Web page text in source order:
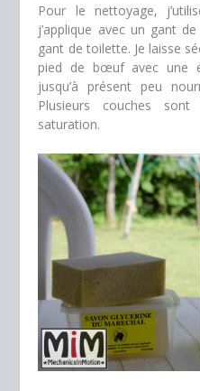
Pour le nettoyage,
j’applique avec un gant
gant de toilette. Je laisse
pied de bœuf avec une
jusqu’à présent peu
Plusieurs couches sont
saturation.